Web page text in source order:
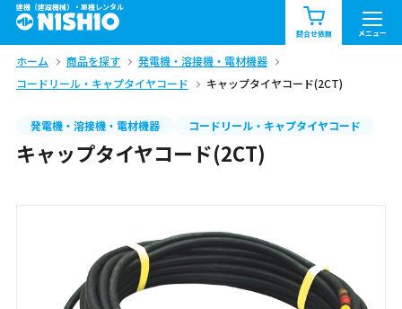
建機（建設機械）・重機レンタル
問合せ依頼 メニュー
商品一覧 お知らせ一覧
問合せ依頼リスト お問合せ
北海道 東北
九州・沖縄（外部）
ホーム 商品を探す
発電機・溶接機・電材機器
コードリール・キャプタイヤコード
キャップタイヤコード(2CT)
発電機・溶接機・電材機器 コードリール・キャプタイヤコード
キャップタイヤコード(2CT)